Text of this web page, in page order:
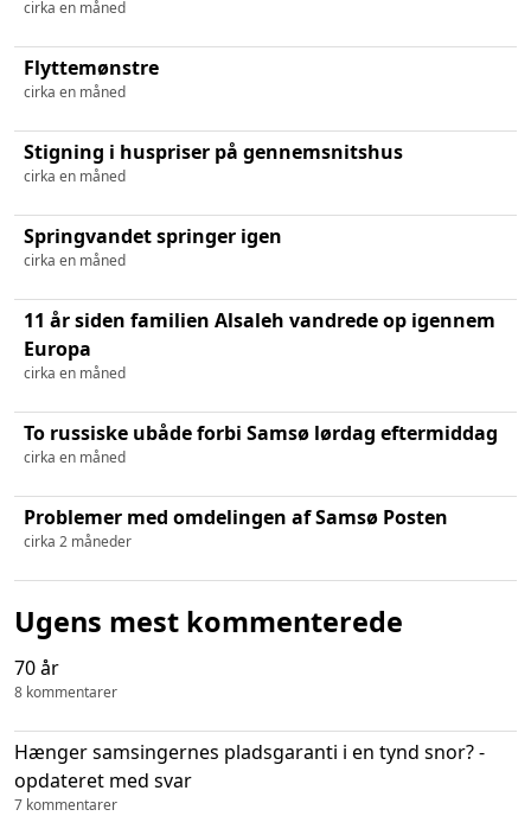
cirka en måned
Flyttemønstre
cirka en måned
Stigning i huspriser på gennemsnitshus
cirka en måned
Springvandet springer igen
cirka en måned
11 år siden familien Alsaleh vandrede op igennem
Europa
cirka en måned
To russiske ubåde forbi Samsø lørdag eftermiddag
cirka en måned
Problemer med omdelingen af Samsø Posten
cirka 2 måneder
Ugens mest kommenterede
70 år
8 kommentarer
Hænger samsingernes pladsgaranti i en tynd snor? -
opdateret med svar
7 kommentarer